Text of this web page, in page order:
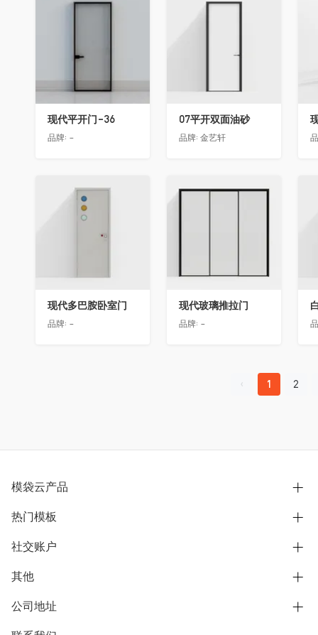
收藏
现代平开门-36
品牌: -
收藏
07平开双面油砂
品牌: 金艺轩
收藏
现代多巴胺卧室门
品牌: -
收藏
现代玻璃推拉门
品牌: -
1 2
模袋云产品
别墅设计营销
模型协同展示分享
别墅社区
热门模板
欧式别墅
中式别墅
社交账户
B站
抖音
微信公众号
其他
用户服务协议
隐私政策
公司地址